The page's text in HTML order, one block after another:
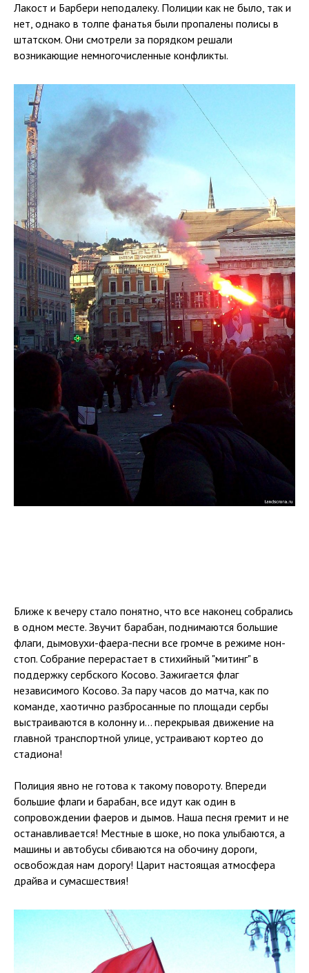
Лакост и Барбери неподалеку. Полиции как не было, так и
нет, однако в толпе фанатья были пропалены полисы в
штатском. Они смотрели за порядком решали
возникающие немногочисленные конфликты.
Ближе к вечеру стало понятно, что все наконец собрались
в одном месте. Звучит барабан, поднимаются большие
флаги, дымовухи-фаера-песни все громче в режиме нон-
стоп. Собрание перерастает в стихийный "митинг" в
поддержку сербского Косово. Зажигается флаг
независимого Косово. За пару часов до матча, как по
команде, хаотично разбросанные по площади сербы
выстраиваются в колонну и... перекрывая движение на
главной транспортной улице, устраивают кортео до
стадиона!
Полиция явно не готова к такому повороту. Впереди
большие флаги и барабан, все идут как один в
сопровождении фаеров и дымов. Наша песня гремит и не
останавливается! Местные в шоке, но пока улыбаются, а
машины и автобусы сбиваются на обочину дороги,
освобождая нам дорогу! Царит настоящая атмосфера
драйва и сумасшествия!